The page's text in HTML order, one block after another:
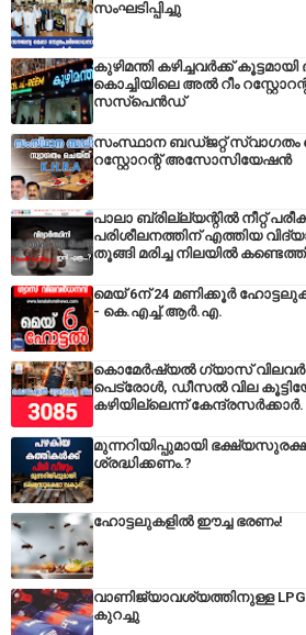
സംഘടിപ്പിച്ചു
കുഴിമന്തി കഴിച്ചവർക്ക്
കൊച്ചിയിലെ അൽ റീം
സസ്പെൻഡ്
സംസ്ഥാന ബഡ്‌ജറ്റ് സ്വാഗതം
റസ്റ്റോറന്റ് അസോസിയേഷൻ
പാലാ ബ്രില്ല്യന്റിൽ നീറ്റ്
പരിശീലനത്തിന് എത്തിയ
തൂങ്ങി മരിച്ച നിലയിൽ
മെയ് 6ന് 24 മണിക്കൂർ
- കെ.എച്ച്.ആർ.എ.
കൊമേർഷ്യൽ ഗ്യാസ്
പെട്രോൾ, ഡീസല്‍ വില
കഴിയില്ലെന്ന് കേന്ദ്രസര്‍ക്കാര്‍.
മുന്നറിയിപ്പുമായി
ശ്രദ്ധിക്കണം.?
ഹോട്ടലുകളിൽ ഈച്ച ഭരണം!
വാണിജ്യാവശ്യത്തിനുള്ള LPG
കുറച്ചു